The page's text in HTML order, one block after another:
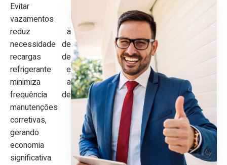
Evitar
vazamentos
reduz a
necessidade de
recargas de
refrigerante e
minimiza a
frequência de
manutenções
corretivas,
gerando
economia
significativa.